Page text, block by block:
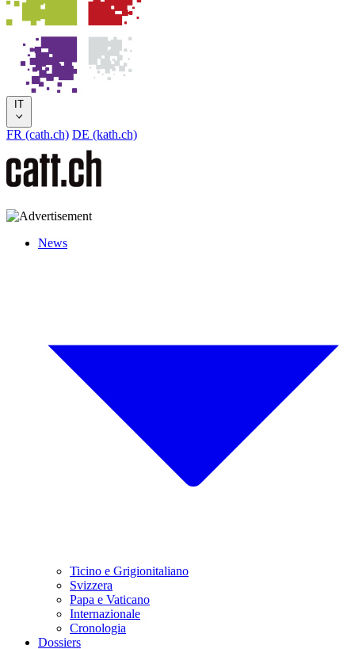
IT
FR (cath.ch) DE (kath.ch)
News
Ticino e Grigionitaliano
Svizzera
Papa e Vaticano
Internazionale
Cronologia
Dossiers